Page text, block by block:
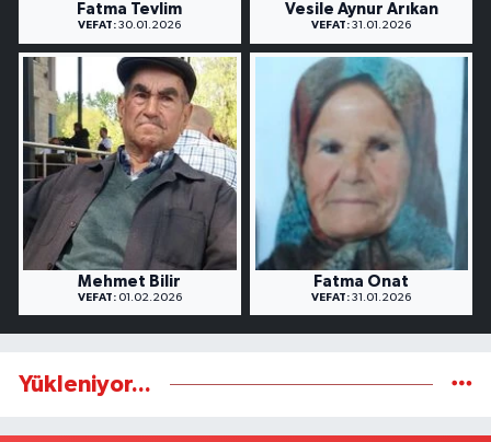
Fatma Tevlim
VEFAT: 30.01.2026
Vesile Aynur Arıkan
VEFAT: 31.01.2026
Mehmet Bilir
VEFAT:01.02.2026
Fatma Onat
VEFAT: 31.01.2026
Yükleniyor...